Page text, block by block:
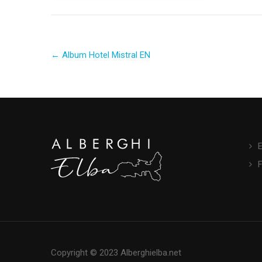
navigation
← Album Hotel Mistral EN
Copyright © 2023 Alberghielba.net